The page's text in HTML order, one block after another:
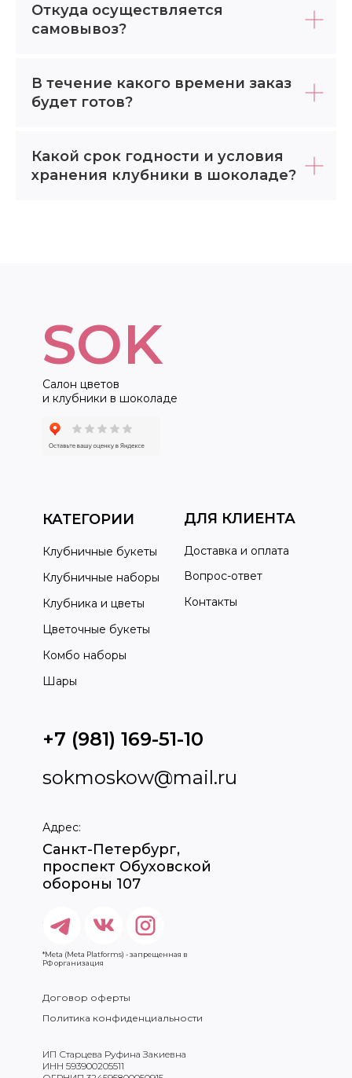
Откуда осуществляется
самовывоз?
В течение какого времени заказ
будет готов?
Какой срок годности и условия
хранения клубники в шоколаде?
Салон цветов
и клубники в шоколаде
КАТЕГОРИИ ДЛЯ КЛИЕНТА
Клубничные букеты
Доставка и оплата
Вопрос-ответ
Контакты
Клубничные наборы
Клубника и цветы
Цветочные букеты
Комбо наборы
Шары
ИП Старцева Руфина Закиевна
ИНН 593900205511
Политика конфиденциальности
Договор оферты
SOK
+7 (981) 169-51-10
sokmoskow@mail.ru
Адрес:
Санкт-Петербург,
проспект Обуховской
обороны 107
*Meta (Meta Platforms) - запрещенная в
РФ организация